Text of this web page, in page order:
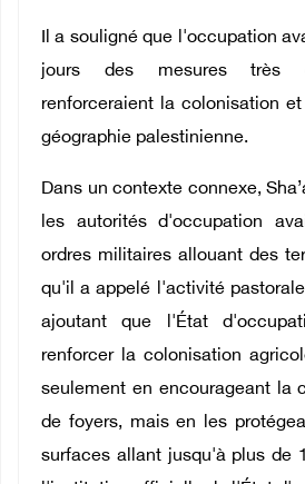
Il a souligné que l'occupation
jours des mesures très
renforceraient la colonisation
géographie palestinienne.
Dans un contexte connexe,
les autorités d'occupation
ordres militaires allouant des
qu'il a appelé l'activité
ajoutant que l'État
renforcer la colonisation
seulement en encourageant la
de foyers, mais en les
surfaces allant jusqu'à plus de